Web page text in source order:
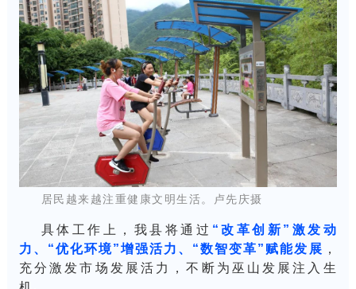
居民越来越注重健康文明生活。卢先庆摄
具体工作上，我县将通过 “改革创新”激发动
力、“优化环境”增强活力、“数智变革”赋能发展 ，
充分激发市场发展活力，不断为巫山发展注入生